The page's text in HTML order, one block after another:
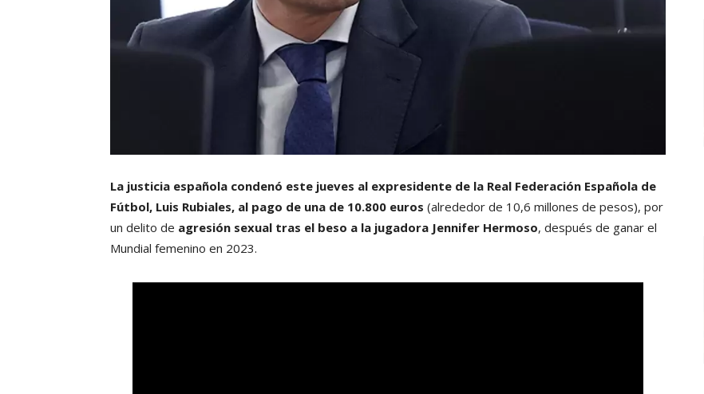
La justicia española condenó este jueves al expresidente de la Real Federación Española de
Fútbol, Luis Rubiales, al pago de una de 10.800 euros (alrededor de 10,6 millones de pesos), por
un delito de agresión sexual tras el beso a la jugadora Jennifer Hermoso, después de ganar el
Mundial femenino en 2023.